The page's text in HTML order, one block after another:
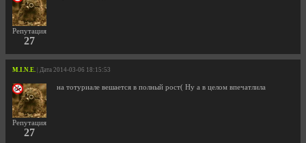
Репутация
27
M.I.N.E. | Дата 2014-03-06 18:15:53
Репутация
27
на тотуриале вешается в полный рост( Ну а в целом впечатлила